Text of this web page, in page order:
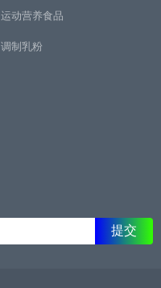
运动营养食品
调制乳粉